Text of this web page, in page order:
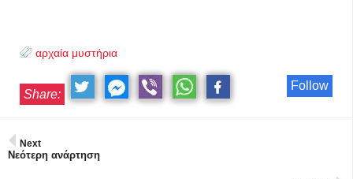
αρχαία μυστήρια
Follow
Share:
Next
Νεότερη ανάρτηση